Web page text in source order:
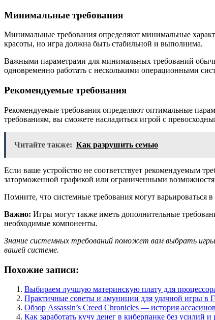
Минимальные требования
Минимальные требования определяют минимальные
красоты, но игра должна быть стабильной и выполнима.
Важными параметрами для минимальных требований
одновременно работать с несколькими операционными
Рекомендуемые требования
Рекомендуемые требования определяют оптимальные
требованиям, вы сможете насладиться игрой с
Читайте также: Как разрушить семью
Если ваше устройство не соответствует рекомендуемым
заторможенной графикой или ограниченными
Помните, что системные требования могут варьироваться
Важно: Игры могут также иметь дополнительные
необходимые компоненты.
Знание системных требований поможет вам выбрать
вашей системе.
Похожие записи:
Выбираем лучшую материнскую плату для
Практичные советы и амуниции для удачной игры в
Обзор Assassin’s Creed Chronicles — история
Как заработать кучу денег в киберпанке без усилий и